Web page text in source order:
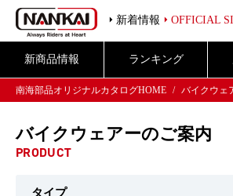
新着情報 OFFICIAL
新商品情報 ランキング
南海部品オリジナルカタログHOME
バイクウェ
バイクウェアーのご案内
PRODUCT
タイプ